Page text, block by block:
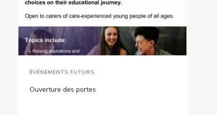
ÉVÉNEMENTS FUTURS
Ouverture des portes